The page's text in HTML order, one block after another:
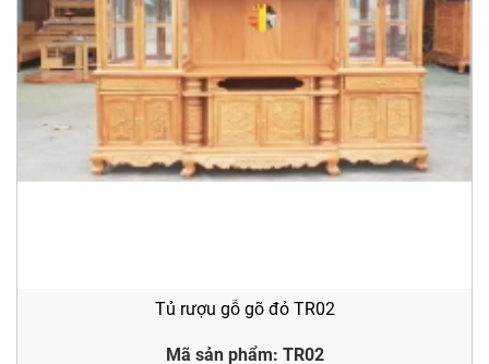
Tủ rượu gỗ gõ đỏ TR02
Mã sản phẩm: TR02